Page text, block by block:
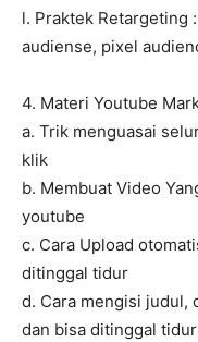
l. Praktek Retargeting
audiense, pixel
4. Materi Youtube
a. Trik menguasai
klik
b. Membuat Video
youtube
c. Cara Upload
ditinggal tidur
d. Cara mengisi judul,
dan bisa ditinggal tidur